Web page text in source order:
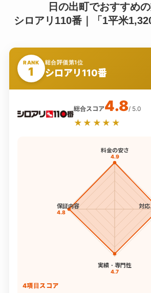
日の出町でおすすめ
シロアリ110番｜「1平米
RANK
1
総合評価第1位
シロアリ110番
総合スコア4.8/ 5.0
★★★★★
料金の安さ
4.9
対
実績・専門性
4.7
保証内容
4.8
4項目スコア